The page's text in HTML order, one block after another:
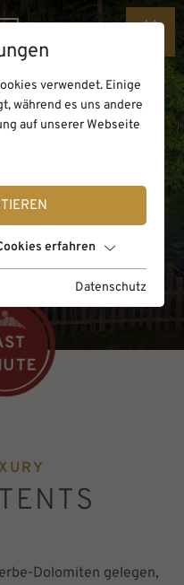
Tents
Dolomiten gelegen,
verwendet. Einige
während es uns andere
auf unserer Webseite
erfahren
Datenschutz